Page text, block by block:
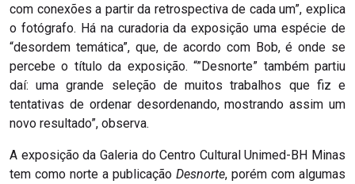
com conexões a partir da retrospectiva de cada um”, explica
o fotógrafo. Há na curadoria da exposição uma espécie de
“desordem temática”, que, de acordo com Bob, é onde se
percebe o título da exposição. “”Desnorte” também partiu
daí: uma grande seleção de muitos trabalhos que fiz e
tentativas de ordenar desordenando, mostrando assim um
novo resultado”, observa.
A exposição da Galeria do Centro Cultural Unimed-BH Minas
tem como norte a publicação Desnorte, porém com algumas